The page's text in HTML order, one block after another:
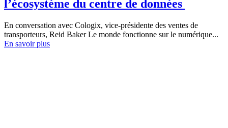
l’écosystème du centre de données
En conversation avec Cologix, vice-présidente des ventes de
transporteurs, Reid Baker Le monde fonctionne sur le numérique...
En savoir plus